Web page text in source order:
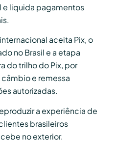
e liquida pagamentos
aceita Pix, o
no Brasil e a etapa
do trilho do Pix, por
e remessa
autorizadas.
a experiência de
brasileiros
no exterior.